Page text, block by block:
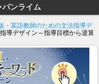
パンライム
・英語教師のための文法指導デ
導デザイン～指導目標から逆算